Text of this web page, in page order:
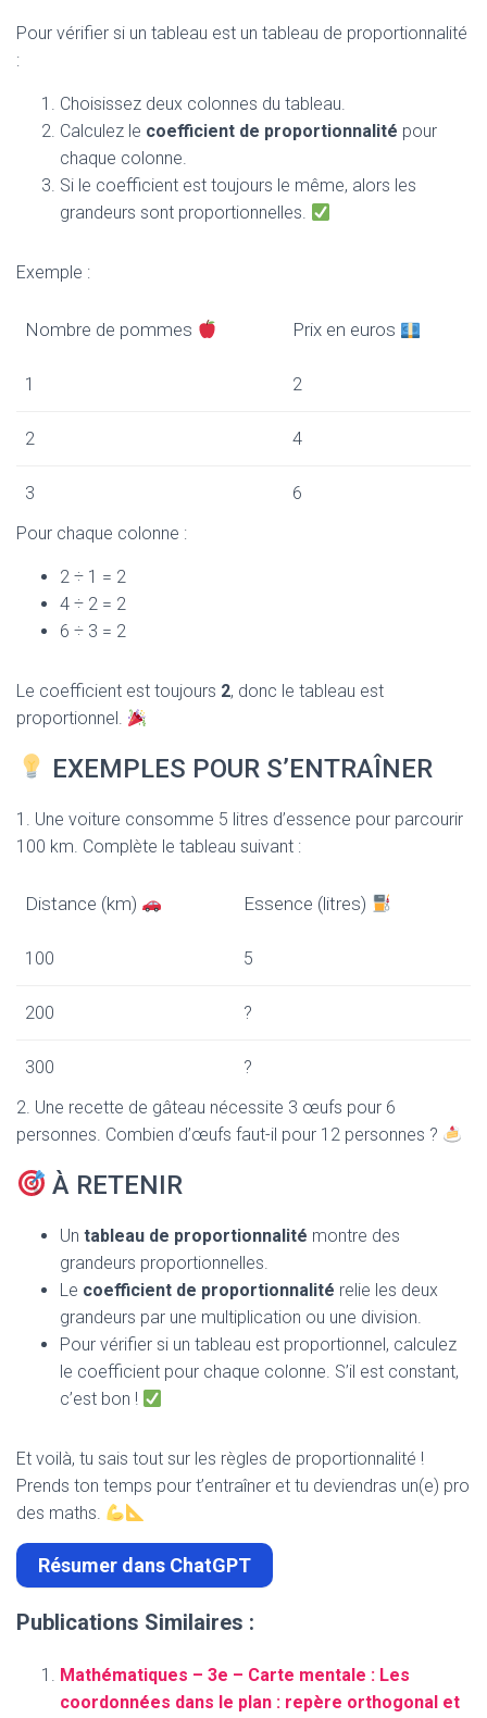
Pour vérifier si un tableau est un tableau de proportionnalité
:
Choisissez deux colonnes du tableau.
Calculez le coefficient de proportionnalité pour
chaque colonne.
Si le coefficient est toujours le même, alors les
grandeurs sont proportionnelles.
Exemple :
Nombre de pommes Prix en euros
1 2
2 4
3
6
Pour chaque colonne :
2 ÷ 1 = 2
4 ÷ 2 = 2
6 ÷ 3 = 2
Le coefficient est toujours 2, donc le tableau est
proportionnel.
EXEMPLES POUR S’ENTRAÎNER
1. Une voiture consomme 5 litres d’essence pour parcourir
100 km. Complète le tableau suivant :
Distance (km) Essence (litres)
100 5
200 ?
300
?
2. Une recette de gâteau nécessite 3 œufs pour 6
personnes. Combien d’œufs faut-il pour 12 personnes ?
À RETENIR
Un tableau de proportionnalité montre des
grandeurs proportionnelles.
Le coefficient de proportionnalité relie les deux
grandeurs par une multiplication ou une division.
Pour vérifier si un tableau est proportionnel, calculez
le coefficient pour chaque colonne. S’il est constant,
c’est bon !
Et voilà, tu sais tout sur les règles de proportionnalité !
Prends ton temps pour t’entraîner et tu deviendras un(e) pro
des maths.
Résumer dans ChatGPT
Publications Similaires :
Mathématiques – 3e – Carte mentale : Les
coordonnées dans le plan : repère orthogonal et